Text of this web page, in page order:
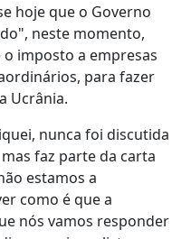
hoje que o Governo
neste momento,
imposto a empresas
para fazer
Ucrânia.
nunca foi discutida
faz parte da carta
estamos a
como é que a
nós vamos responder